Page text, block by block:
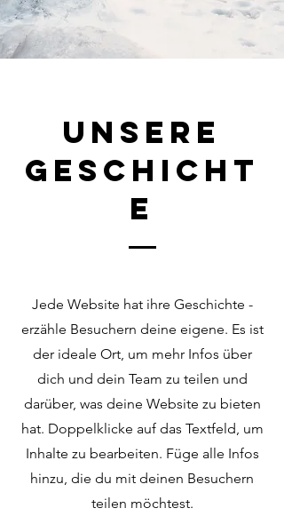
Unsere
Geschicht
e
Jede Website hat ihre Geschichte -
erzähle Besuchern deine eigene. Es ist
der ideale Ort, um mehr Infos über
dich und dein Team zu teilen und
darüber, was deine Website zu bieten
hat. Doppelklicke auf das Textfeld, um
Inhalte zu bearbeiten. Füge alle Infos
hinzu, die du mit deinen Besuchern
teilen möchtest.